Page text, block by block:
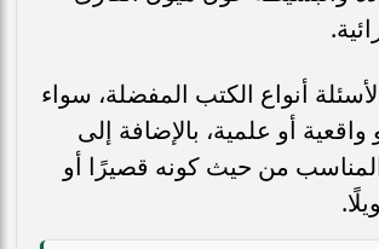
أنواع الكتب المفضلة، سواء
واقعية أو علمية، بالإضافة إلى
من حيث كونه قصيرًا أو